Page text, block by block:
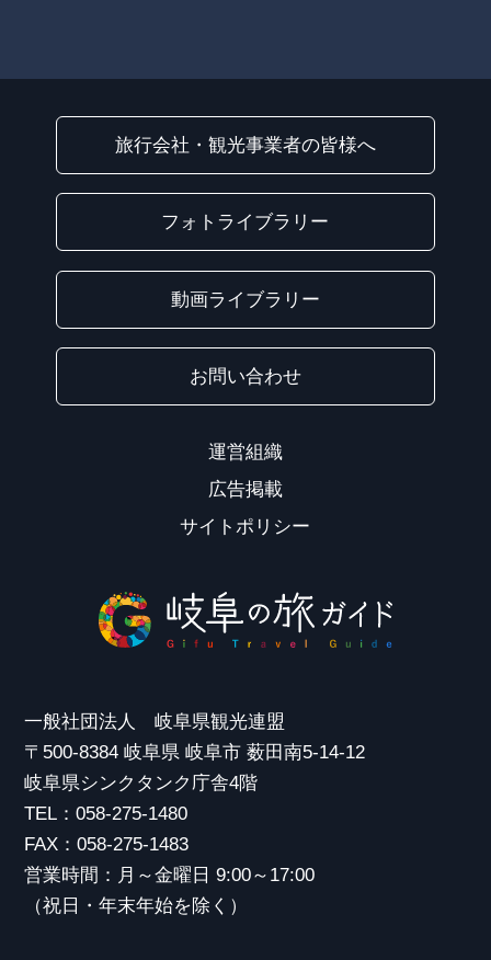
旅行会社・観光事業者の皆様へ
フォトライブラリー
動画ライブラリー
お問い合わせ
運営組織
広告掲載
サイトポリシー
一般社団法人 岐阜県観光連盟
〒500-8384 岐阜県 岐阜市 薮田南5-14-12
岐阜県シンクタンク庁舎4階
TEL：058-275-1480
FAX：058-275-1483
営業時間：月～金曜日 9:00～17:00
（祝日・年末年始を除く）